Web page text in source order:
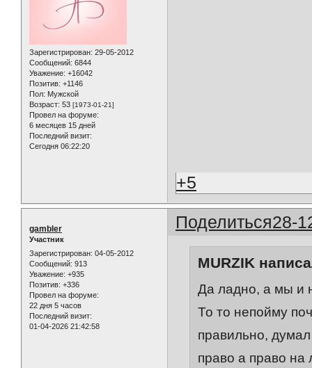
Зарегистрирован: 29-05-2012
Сообщений: 6844
Уважение: +16042
Позитив: +1146
Пол: Мужской
Возраст: 53 [1973-01-21]
Провел на форуме:
6 месяцев 15 дней
Последний визит:
Сегодня 06:22:20
+5
Поделиться28-
gambler
Участник
Зарегистрирован: 04-05-2012
Сообщений: 913
Уважение: +935
Позитив: +336
Провел на форуме:
22 дня 5 часов
Последний визит:
01-04-2026 21:42:58
MURZIK
Да ладно, а мы и
То то непойму
правильно,
право а право на